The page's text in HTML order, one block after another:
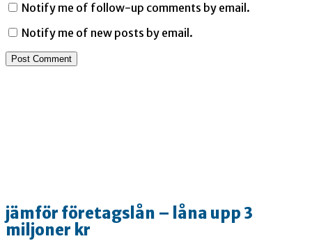
Notify me of follow-up comments by email.
Notify me of new posts by email.
jämför företagslån – låna upp 3
miljoner kr